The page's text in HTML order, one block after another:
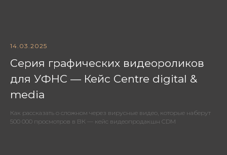
14.03.2025
Серия графических видеороликов
для УФНС — Кейс Centre digital &
media
Как рассказать о сложном через вирусные видео, которые наберут
500 000 просмотров в ВК — кейс видеопродакшн CDM